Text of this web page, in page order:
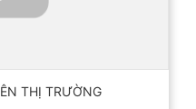
THỊ TRƯỜNG